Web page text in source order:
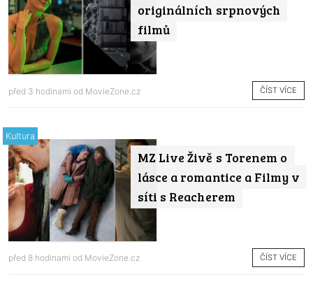
originálních srpnových
filmů
před 3 hodinami od MovieZone.cz ČÍST VÍCE
MZ Live Živě s Torenem o
lásce a romantice a Filmy v
síti s Reacherem
Kultura
před 8 hodinami od MovieZone.cz ČÍST VÍCE